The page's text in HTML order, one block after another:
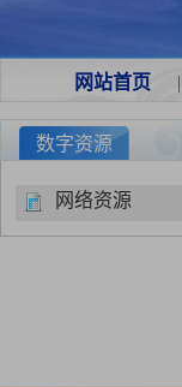
网站首页 |
数字资源
网络资源